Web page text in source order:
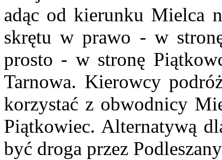
adąc od kierunku Mielca
skrętu w prawo - w
prosto - w stronę
Tarnowa. Kierowcy
korzystać z obwodnicy
Piątkowiec. Alternatywą
być droga przez